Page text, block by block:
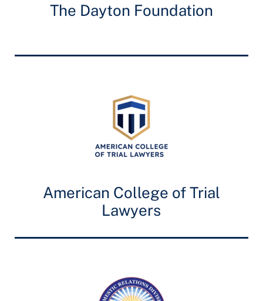
The Dayton Foundation
American College of Trial
Lawyers